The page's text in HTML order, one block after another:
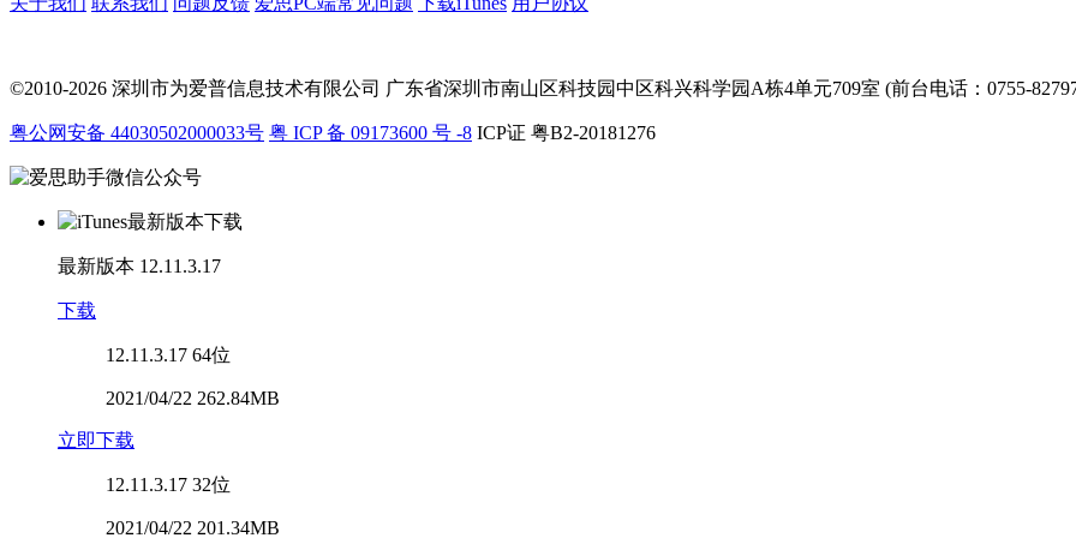
©2010-2026 深圳市为爱普信息技术有限公司 广东省深圳市南山区科技园中区科兴科学园A栋4单元709室 (前台电话：0755-
粤公网安备 44030502000033号 粤 ICP 备 09173600 号 -8 ICP证 粤B2-20181276
最新版本 12.11.3.17
下载
12.11.3.17 64位
2021/04/22 262.84MB
立即下载
12.11.3.17 32位
2021/04/22 201.34MB